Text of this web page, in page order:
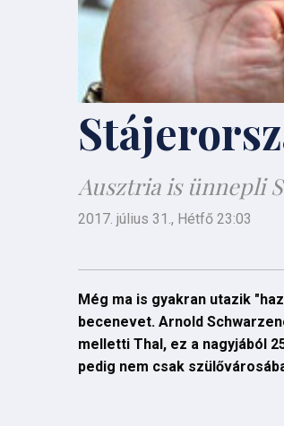
Ausztria is ünnepli
2017. július 31., Hétfő 23:03
Még ma is gyakran utazik
becenevet. Arnold
melletti Thal, ez a nagyjából
pedig nem csak